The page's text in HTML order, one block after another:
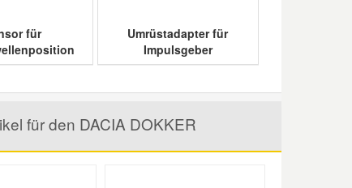
für
Umrüstadapter für
Impulsgeber
für den DACIA DOKKER